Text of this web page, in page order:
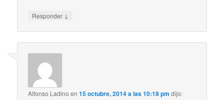
Responder ↓
Alfonso Ladino en15 octubre, 2014 a las 10:18 pm dijo: